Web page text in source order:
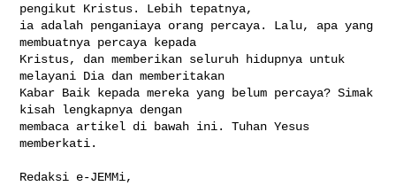
pengikut Kristus. Lebih tepatnya,
ia adalah penganiaya orang percaya. Lalu, apa yang
membuatnya percaya kepada
Kristus, dan memberikan seluruh hidupnya untuk
melayani Dia dan memberitakan
Kabar Baik kepada mereka yang belum percaya? Simak
kisah lengkapnya dengan
membaca artikel di bawah ini. Tuhan Yesus
memberkati.
Redaksi e-JEMMi,